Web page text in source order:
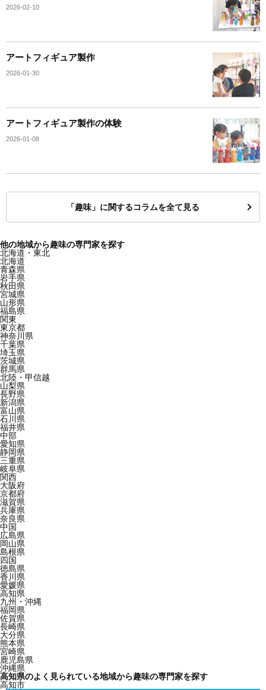
2026-02-10
アートフィギュア製作
2026-01-30
アートフィギュア製作の体験
2026-01-08
「趣味」に関するコラムを全て見る
他の地域から趣味の専門家を探す
北海道・東北
北海道
青森県
岩手県
秋田県
宮城県
山形県
福島県
関東
東京都
神奈川県
千葉県
埼玉県
茨城県
群馬県
北陸・甲信越
山梨県
長野県
新潟県
富山県
石川県
福井県
中部
愛知県
静岡県
三重県
岐阜県
関西
大阪府
京都府
滋賀県
兵庫県
奈良県
中国
広島県
岡山県
島根県
四国
徳島県
香川県
愛媛県
高知県
九州・沖縄
福岡県
佐賀県
長崎県
大分県
熊本県
宮崎県
鹿児島県
沖縄県
高知県のよく見られている地域から趣味の専門家を探す
高知市